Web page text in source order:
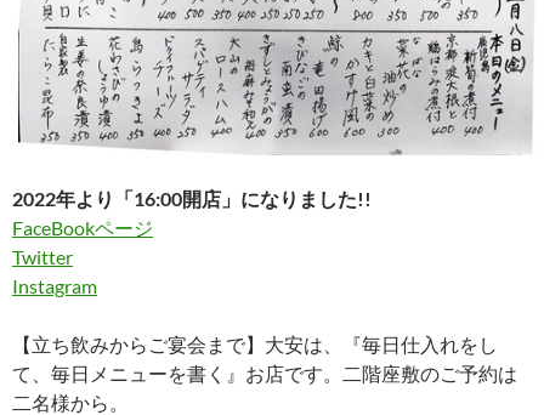
2022年より「16:00開店」になりました!!
FaceBookページ
Twitter
Instagram
【立ち飲みからご宴会まで】大安は、『毎日仕入れをし
て、毎日メニューを書く』お店です。二階座敷のご予約は
二名様から。